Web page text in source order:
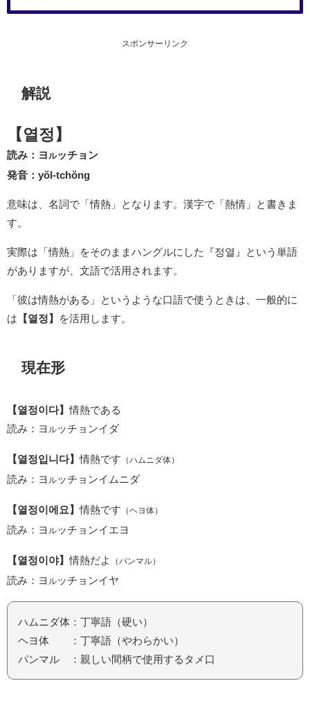
スポンサーリンク
解説
【열정】
読み：ヨ ルッチョン
発音：yŏl-tchŏng
意味は、名詞で「情熱」となります。漢字で「熱情」と書きま
す。
実際は「情熱」をそのままハングルにした『정열』という単語
がありますが、文語で活用されます。
「彼は情熱がある」というような口語で使うときは、一般的に
は 【열정】 を活用します。
現在形
【열정이다】情熱である
読み：ヨ ルッチョンイダ
【열정입니다】情熱です （ハムニダ体）
読み：ヨ ルッチョンイムニダ
【열정이에요】情熱です （ヘヨ体）
読み：ヨ ルッチョンイエヨ
【열정이야】情熱だよ （パンマル）
読み：ヨ ルッチョンイヤ
ハムニダ体：丁寧語（硬い）
ヘヨ体 ：丁寧語（やわらかい）
パンマル ：親しい間柄で使用するタメ口